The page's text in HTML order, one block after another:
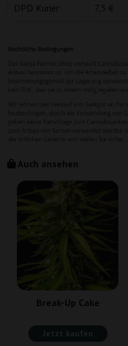
DPD Kurier 7,5 €
Auch ansehen
Break-Up Cake
Jetzt kaufen